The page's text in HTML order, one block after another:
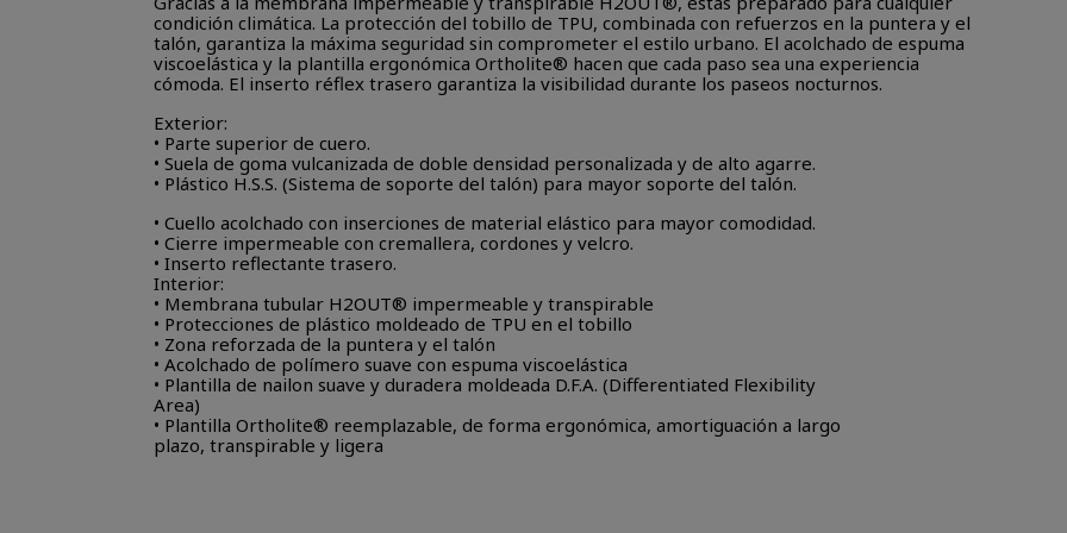
condición climática. La protección del tobillo de TPU, combinada con refuerzos en la puntera y el
talón, garantiza la máxima seguridad sin comprometer el estilo urbano. El acolchado de espuma
viscoelástica y la plantilla ergonómica Ortholite® hacen que cada paso sea una experiencia
cómoda. El inserto réflex trasero garantiza la visibilidad durante los paseos nocturnos.
Exterior:
• Parte superior de cuero.
• Suela de goma vulcanizada de doble densidad personalizada y de alto agarre.
• Plástico H.S.S. (Sistema de soporte del talón) para mayor soporte del talón.
• Cuello acolchado con inserciones de material elástico para mayor comodidad.
• Cierre impermeable con cremallera, cordones y velcro.
• Inserto reflectante trasero.
Interior:
• Membrana tubular H2OUT® impermeable y transpirable
• Protecciones de plástico moldeado de TPU en el tobillo
• Zona reforzada de la puntera y el talón
• Acolchado de polímero suave con espuma viscoelástica
• Plantilla de nailon suave y duradera moldeada D.F.A. (Differentiated Flexibility
Area)
• Plantilla Ortholite® reemplazable, de forma ergonómica, amortiguación a largo
plazo, transpirable y ligera